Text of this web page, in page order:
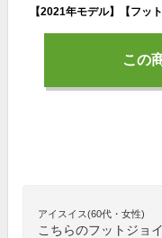
この
アイスイス(60代・女性)
こちらのフットジョ